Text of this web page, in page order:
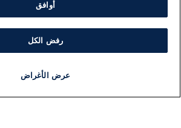
أوافق
رفض الكل
عرض الأغراض